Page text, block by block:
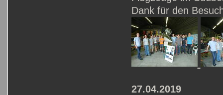
Dank für den
27.04.2019